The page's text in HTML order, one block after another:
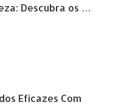
Descubra os …
Eficazes Com